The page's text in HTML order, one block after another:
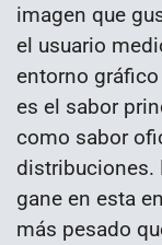
imagen que
el usuario
entorno
es el sabor
como sabor
distribuciones.
gane en esta
más pesado